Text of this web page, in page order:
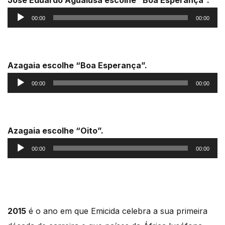
Reprodutor
de
00:00 00:00
Azagaia escolhe “Boa Esperança”.
Reprodutor
de
00:00 00:00
Azagaia escolhe “Oito”.
Reprodutor
de
00:00 00:00
2015 é o ano em que Emicida celebra a sua primeira